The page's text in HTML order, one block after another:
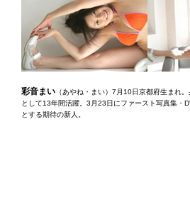
彩音まい （あやね・まい）7月10日京都府生まれ
として13年間活躍。3月23日にファースト写真集・
とする期待の新人。